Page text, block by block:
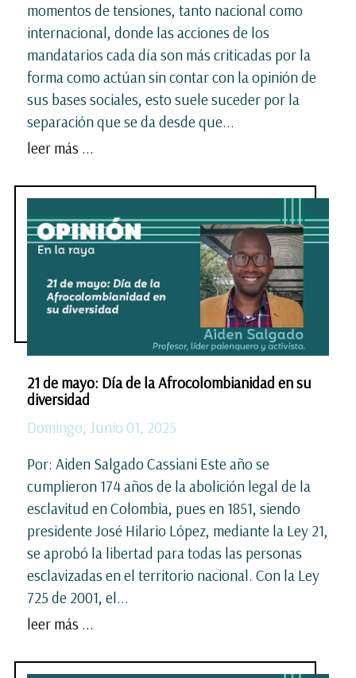
momentos de tensiones, tanto nacional como
internacional, donde las acciones de los
mandatarios cada día son más criticadas por la
forma como actúan sin contar con la opinión de
sus bases sociales, esto suele suceder por la
separación que se da desde que...
leer más ...
21 de mayo: Día de la Afrocolombianidad en su
diversidad
Domingo, Junio 01, 2025
Por: Aiden Salgado Cassiani Este año se
cumplieron 174 años de la abolición legal de la
esclavitud en Colombia, pues en 1851, siendo
presidente José Hilario López, mediante la Ley 21,
se aprobó la libertad para todas las personas
esclavizadas en el territorio nacional. Con la Ley
725 de 2001, el...
leer más ...